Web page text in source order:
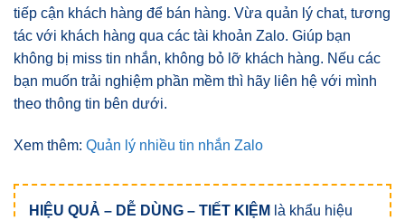
tiếp cận khách hàng để bán hàng. Vừa quản lý chat, tương
tác với khách hàng qua các tài khoản Zalo. Giúp bạn
không bị miss tin nhắn, không bỏ lỡ khách hàng. Nếu các
bạn muốn trải nghiệm phần mềm thì hãy liên hệ với mình
theo thông tin bên dưới.
Xem thêm: Quản lý nhiều tin nhắn Zalo
HIỆU QUẢ – DỄ DÙNG – TIẾT KIỆM là khẩu hiệu